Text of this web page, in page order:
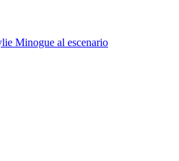
Minogue al escenario